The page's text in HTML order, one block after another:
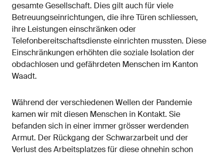
gesamte Gesellschaft. Dies gilt auch für viele
Betreuungseinrichtungen, die ihre Türen schliessen,
ihre Leistungen einschränken oder
Telefonbereitschaftsdienste einrichten mussten. Diese
Einschränkungen erhöhten die soziale Isolation der
obdachlosen und gefährdeten Menschen im Kanton
Waadt.
Während der verschiedenen Wellen der Pandemie
kamen wir mit diesen Menschen in Kontakt. Sie
befanden sich in einer immer grösser werdenden
Armut. Der Rückgang der Schwarzarbeit und der
Verlust des Arbeitsplatzes für diese ohnehin schon